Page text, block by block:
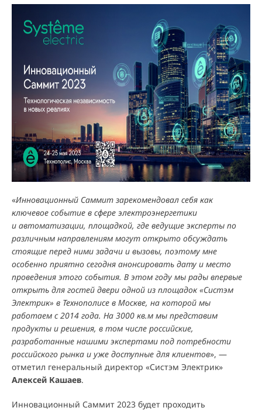
«Инновационный Саммит зарекомендовал себя как
ключевое событие в сфере электроэнергетики
и автоматизации, площадкой, где ведущие эксперты по
различным направлениям могут открыто обсуждать
стоящие перед ними задачи и вызовы, поэтому мне
особенно приятно сегодня анонсировать дату и место
проведения этого события. В этом году мы рады впервые
открыть для гостей двери одной из площадок «Систэм
Электрик» в Технополисе в Москве, на которой мы
работаем с 2014 года. На 3000 кв.м мы представим
продукты и решения, в том числе российские,
разработанные нашими экспертами под потребности
российского рынка и уже доступные для клиентов», —
отметил генеральный директор «Систэм Электрик»
Алексей Кашаев.
Инновационный Саммит 2023 будет проходить